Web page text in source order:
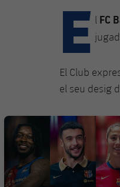
E l FC
El Club
el seu desig
FC Barcelona club badge